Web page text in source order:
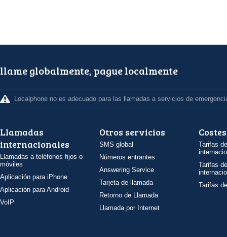
llame globalmente, pague localmente
Localphone no es adecuado para las llamadas a servicios de
Llamadas
internacionales
Llamadas a teléfonos fijos o
móviles
Aplicación para iPhone
Aplicación para Android
VoIP
Otros servicios
SMS global
Números entrantes
Answering Service
Tarjeta de llamada
Retorno de Llamada
Llamada por Internet
Costes
Tarifas
Tarifas
Tarifas